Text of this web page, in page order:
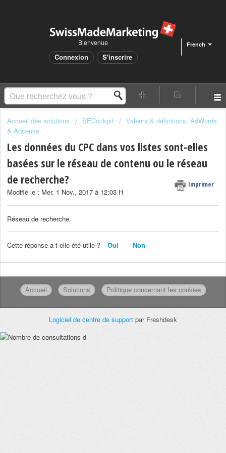
French
Bienvenue
Connexion S'inscrire
Accueil des solutions SECockpit
Valeurs & définitions: AdWords
& Adsense
Les données du CPC dans vos listes sont-elles
basées sur le réseau de contenu ou le réseau
de recherche?
Imprimer
Modifié le : Mer, 1 Nov., 2017 à 12:03 H
Réseau de recherche.
Cette réponse a-t-elle été utile ? Oui Non
Accueil Solutions Politique concernant les cookies
Logiciel de centre de support par Freshdesk